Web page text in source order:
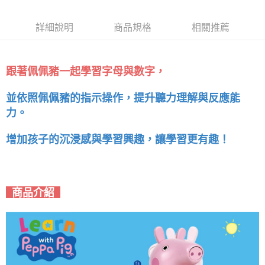
詳細說明 商品規格 相關推薦
跟著佩佩豬一起學習字母與數字，
並依照佩佩豬的指示操作，提升聽力理解與反應能
力。
增加孩子的沉浸感與學習興趣，讓學習更有趣！
商品介紹